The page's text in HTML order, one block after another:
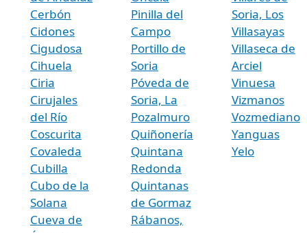
Cerbón
Cidones
Cigudosa
Cihuela
Ciria
Cirujales
del Río
Coscurita
Covaleda
Cubilla
Cubo de la
Solana
Cueva de
Pinilla del
Campo
Portillo de
Soria
Póveda de
Soria, La
Pozalmuro
Quiñonería
Quintana
Redonda
Quintanas
de Gormaz
Rábanos,
Soria, Los
Villasayas
Villaseca de
Arciel
Vinuesa
Vizmanos
Vozmediano
Yanguas
Yelo